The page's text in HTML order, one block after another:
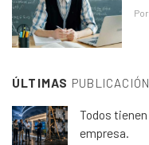
Por
ÚLTIMAS
Todos
empresa.